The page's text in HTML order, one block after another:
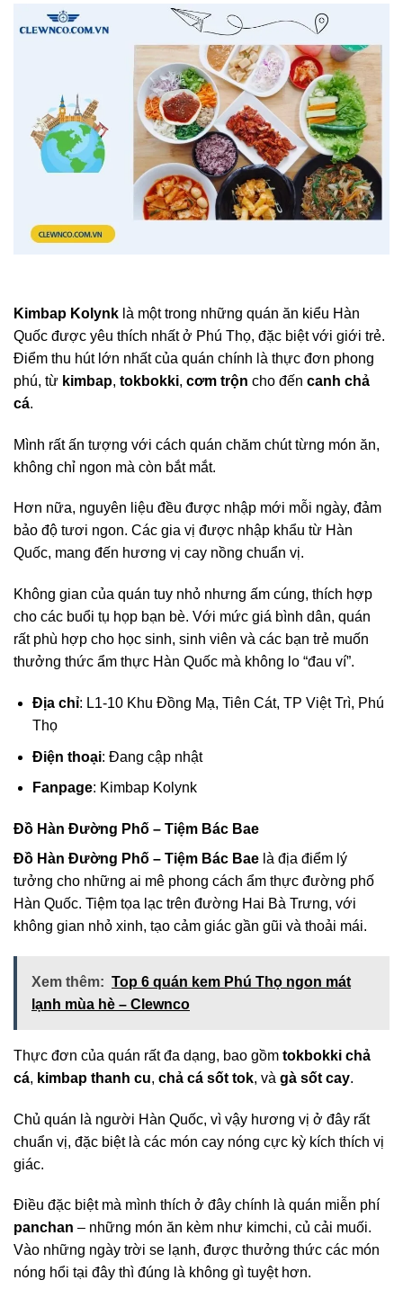
Kimbap Kolynk là một trong những quán ăn kiểu Hàn
Quốc được yêu thích nhất ở Phú Thọ, đặc biệt với giới trẻ.
Điểm thu hút lớn nhất của quán chính là thực đơn phong
phú, từ kimbap, tokbokki, cơm trộn cho đến canh chả
cá.
Mình rất ấn tượng với cách quán chăm chút từng món ăn,
không chỉ ngon mà còn bắt mắt.
Hơn nữa, nguyên liệu đều được nhập mới mỗi ngày, đảm
bảo độ tươi ngon. Các gia vị được nhập khẩu từ Hàn
Quốc, mang đến hương vị cay nồng chuẩn vị.
Không gian của quán tuy nhỏ nhưng ấm cúng, thích hợp
cho các buổi tụ họp bạn bè. Với mức giá bình dân, quán
rất phù hợp cho học sinh, sinh viên và các bạn trẻ muốn
thưởng thức ẩm thực Hàn Quốc mà không lo “đau ví”.
Địa chỉ: L1-10 Khu Đồng Mạ, Tiên Cát, TP Việt Trì, Phú
Thọ
Điện thoại: Đang cập nhật
Fanpage: Kimbap Kolynk
Đồ Hàn Đường Phố – Tiệm Bác Bae
Đồ Hàn Đường Phố – Tiệm Bác Bae là địa điểm lý
tưởng cho những ai mê phong cách ẩm thực đường phố
Hàn Quốc. Tiệm tọa lạc trên đường Hai Bà Trưng, với
không gian nhỏ xinh, tạo cảm giác gần gũi và thoải mái.
Xem thêm: Top 6 quán kem Phú Thọ ngon mát
lạnh mùa hè – Clewnco
Thực đơn của quán rất đa dạng, bao gồm tokbokki chả
cá, kimbap thanh cu, chả cá sốt tok, và gà sốt cay.
Chủ quán là người Hàn Quốc, vì vậy hương vị ở đây rất
chuẩn vị, đặc biệt là các món cay nóng cực kỳ kích thích vị
giác.
Điều đặc biệt mà mình thích ở đây chính là quán miễn phí
panchan – những món ăn kèm như kimchi, củ cải muối.
Vào những ngày trời se lạnh, được thưởng thức các món
nóng hổi tại đây thì đúng là không gì tuyệt hơn.